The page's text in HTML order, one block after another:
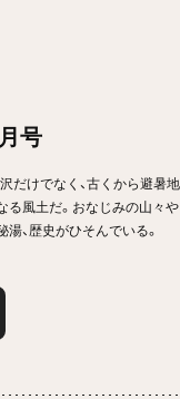
号
だけでなく、古くから避暑地
る風土だ。おなじみの山々や
、歴史がひそんでいる。